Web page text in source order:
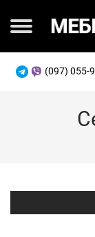
(097) 055-